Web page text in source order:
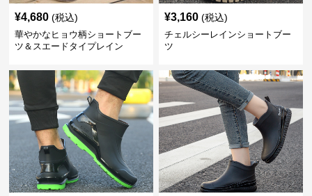
¥4,680 (税込)
華やかなヒョウ柄ショートブー
ツ＆スエードタイプレイン
¥3,160 (税込)
チェルシーレインショートブー
ツ